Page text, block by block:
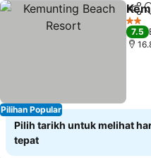
Pilihan Popular
2
7.5
Pilih tarikh untuk melihat
tepat